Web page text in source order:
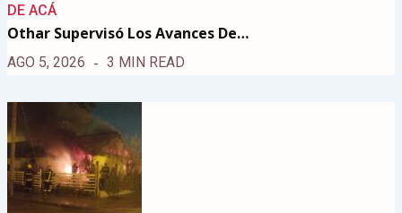
DE ACÁ
Othar Supervisó Los Avances De…
AGO 5, 2026 3 MIN READ